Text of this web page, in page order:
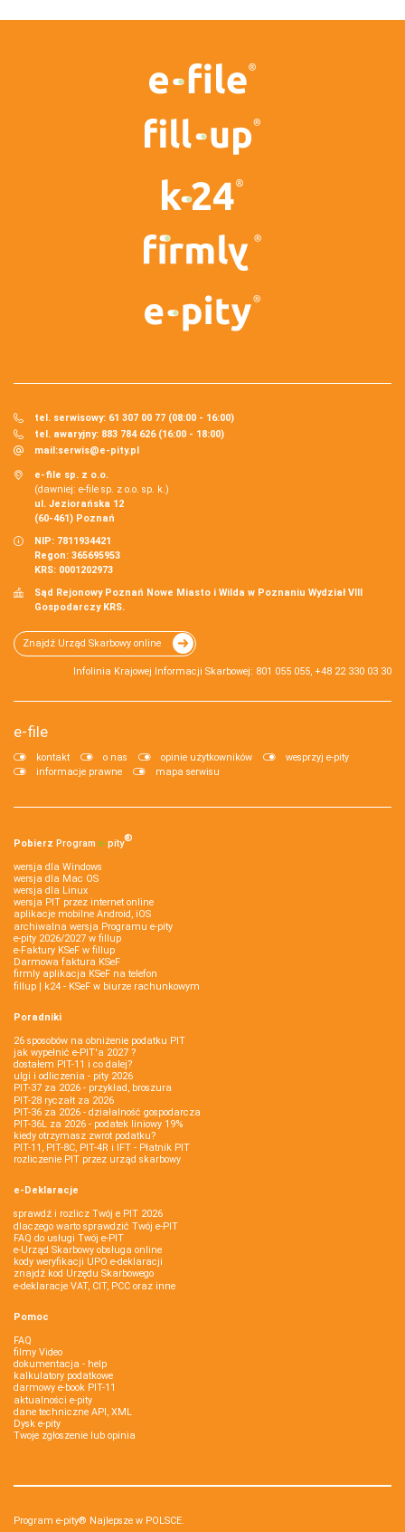
tel. serwisowy: 61 307 00 77 (08:00 - 16:00)
tel. awaryjny: 883 784 626 (16:00 - 18:00)
mail:serwis@e-pity.pl
e-file sp. z o.o.
(dawniej: e-file sp. z o.o. sp. k.)
ul. Jeziorańska 12
(60-461) Poznań
NIP: 7811934421
Regon: 365695953
KRS: 0001202973
Sąd Rejonowy Poznań Nowe Miasto i Wilda w Poznaniu Wydział VIII
Gospodarczy KRS.
Znajdź Urząd Skarbowy online
Infolinia Krajowej Informacji Skarbowej: 801 055 055, +48 22 330 03 30
e-file
kontakt o nas opinie użytkowników
wesprzyj e-pity
informacje prawne
mapa serwisu
Pobierz Program e‑pity®
wersja dla Windows
wersja dla Mac OS
wersja dla Linux
wersja PIT przez internet online
aplikacje mobilne Android, iOS
archiwalna wersja Programu e-pity
e-pity 2026/2027 w fillup
e‑Faktury KSeF w fillup
Darmowa faktura KSeF
firmly aplikacja KSeF na telefon
fillup | k24 - KSeF w biurze rachunkowym
Poradniki
26 sposobów na obniżenie podatku PIT
jak wypełnić e-PIT'a 2027 ?
dostałem PIT-11 i co dalej?
ulgi i odliczenia - pity 2026
PIT-37 za 2026 - przykład, broszura
PIT-28 ryczałt za 2026
PIT-36 za 2026 - działalność gospodarcza
PIT-36L za 2026 - podatek liniowy 19%
kiedy otrzymasz zwrot podatku?
PIT-11, PIT-8C, PIT-4R i IFT - Płatnik PIT
rozliczenie PIT przez urząd skarbowy
e-Deklaracje
sprawdź i rozlicz Twój e PIT 2026
dlaczego warto sprawdzić Twój e-PIT
FAQ do usługi Twój e-PIT
e-Urząd Skarbowy obsługa online
kody weryfikacji UPO e-deklaracji
znajdź kod Urzędu Skarbowego
e-deklaracje VAT, CIT, PCC oraz inne
Pomoc
FAQ
filmy Video
dokumentacja - help
kalkulatory podatkowe
darmowy e-book PIT-11
aktualności e-pity
dane techniczne API, XML
Dysk e-pity
Twoje zgłoszenie lub opinia
Program e-pity® Najlepsze w POLSCE.